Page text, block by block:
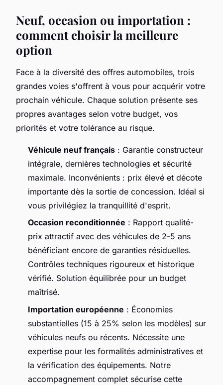
Neuf, occasion ou importation :
comment choisir la meilleure
option
Face à la diversité des offres automobiles, trois
grandes voies s'offrent à vous pour acquérir votre
prochain véhicule. Chaque solution présente ses
propres avantages selon votre budget, vos
priorités et votre tolérance au risque.
Véhicule neuf français : Garantie constructeur
intégrale, dernières technologies et sécurité
maximale. Inconvénients : prix élevé et décote
importante dès la sortie de concession. Idéal si
vous privilégiez la tranquillité d'esprit.
Occasion reconditionnée : Rapport qualité-
prix attractif avec des véhicules de 2-5 ans
bénéficiant encore de garanties résiduelles.
Contrôles techniques rigoureux et historique
vérifié. Solution équilibrée pour un budget
maîtrisé.
Importation européenne : Économies
substantielles (15 à 25% selon les modèles) sur
véhicules neufs ou récents. Nécessite une
expertise pour les formalités administratives et
la vérification des équipements. Notre
accompagnement complet sécurise cette